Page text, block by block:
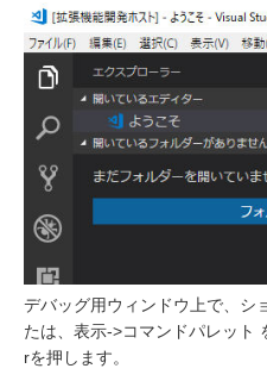
デバッグ用ウィンドウ上で、
たは、表示->コマンドパレット
rを押します。